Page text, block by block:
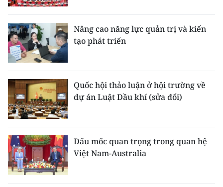
Nâng cao năng lực quản trị và kiến
tạo phát triển
Quốc hội thảo luận ở hội trường về
dự án Luật Dầu khí (sửa đổi)
Dấu mốc quan trọng trong quan hệ
Việt Nam-Australia